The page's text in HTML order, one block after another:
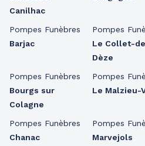
Canilhac
Pompes Funèbres
Barjac
Pompes Funèbres
Bourgs sur
Colagne
Pompes Funèbres
Chanac
Pompes
Le Collet-
Dèze
Pompes
Le Malzieu-
Pompes
Marvejols